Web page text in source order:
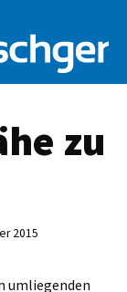
zu
2015
umliegenden